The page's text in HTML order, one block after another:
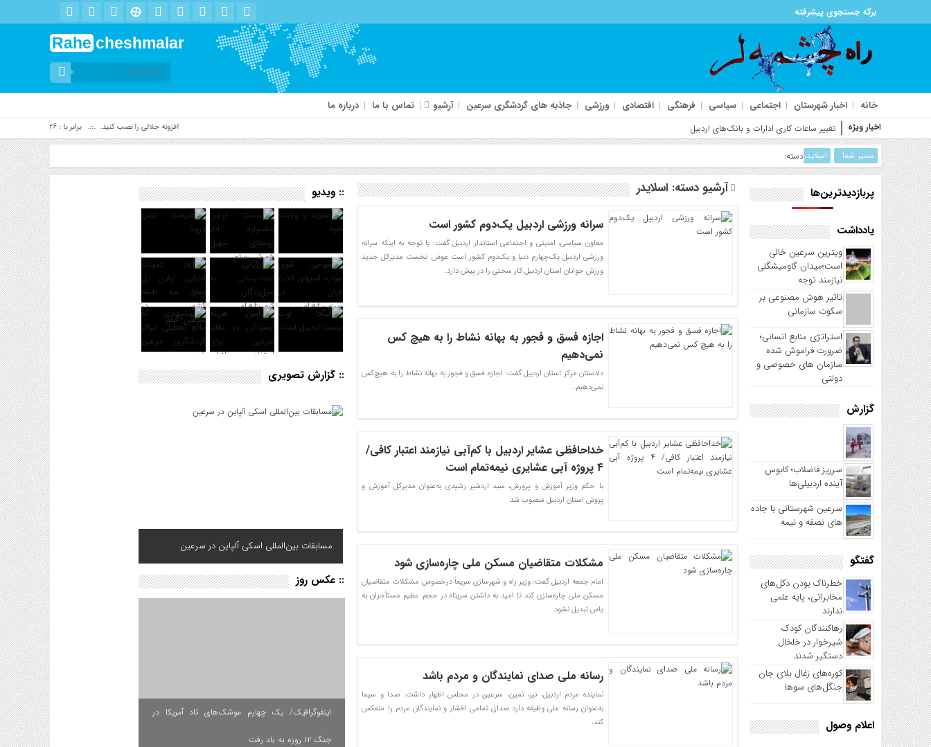
برگه جستجوی پیشرفته
Rahe cheshmalar
خانه اخبار شهرستان اجتماعی سیاسی فرهنگی اقتصادی ورزشی جاذبه های گردشگری سرعین آرشیو تماس با ما درباره ما
اخبار ویژه حمله ب افزونه جلالی را نصب کنید. .::. برابر با : Wednesday, 5 August , 2026
مسیر شما دسته:اسلایدر
پربازدیدترین‌ها
یادداشت
ویترین سرعین خالی
است؛میدان گاومیشگلی
نیازمند توجه
تاثیر هوش مصنوعی بر
سکوت سازمانی
استراتژی منابع انسانی؛
ضرورت فراموش شده
سازمان های خصوصی و
دولتی
گزارش
سرریز فاضلاب؛ کابوس
آینده اردبیلی‌ها
سرعین شهرستانی با جاده
های نصفه و نیمه
گفتگو
خطرناک بودن دکل‌های
مخابراتی، پایه علمی
ندارند
رهاکنندگان کودک
شیرخوار در خلخال
دستگیر شدند
کوره‌های زغال بلای جان
جنگل‌های سوها
اعلام وصول
آرشیو دسته: اسلایدر
سرانه ورزشی اردبیل یک‌دوم کشور است
معاون سیاسی، امنیتی و اجتماعی استاندار اردبیل گفت: با توجه به اینکه سرانه
ورزشی اردبیل یک‌چهارم دنیا و یک‌دوم کشور است عوض نخست مدیرکل جدید
ورزش جوانان استان اردبیل کار سختی را در پیش دارد.
اجازه فسق و فجور به بهانه نشاط را به هیچ کس
نمی‌دهیم
دادستان مرکز استان اردبیل گفت: اجازه فسق و فجور به بهانه نشاط را به هیچ‌کس
نمی‌دهیم.
خداحافظی عشایر اردبیل با کم‌آبی نیازمند اعتبار کافی/
۴ پروژه آبی عشایری نیمه‌تمام است
با حکم وزیر آموزش و پرورش، سید اردشیر رشیدی به‌عنوان مدیرکل آموزش و
پروش استان اردبیل منصوب شد
مشکلات متقاضیان مسکن ملی چاره‌سازی شود
امام جمعه اردبیل گفت: وزیر راه و شهرسازی سریعاً درخصوص مشکلات متقاضیان
مسکن ملی چاره‌سازی کند تا امید به داشتن سرپناه در حجم عظیم مستأجران به
یاس تبدیل نشود.
رسانه ملی صدای نمایندگان و مردم باشد
نماینده مردم اردبیل، نیر، نمین، سرعین در مجلس اظهار داشت: صدا و سیما
به‌عنوان رسانه ملی وظیفه دارد صدای تمامی اقشار و نمایندگان مردم را منعکس
کند.
:: ویدیو
:: گزارش تصویری
مسابقات بین‌المللی اسکی آلپاین در سرعین
:: عکس روز
اینفوگرافیک/ یک چهارم موشک‌های تاد آمریکا در
جنگ ۱۲ روزه به باد رفت